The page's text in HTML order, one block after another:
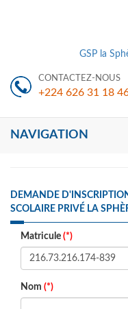
GSP la
CONTACTEZ-NOUS
+224 626 31 18
NAVIGATION
DEMANDE
SCOLAIRE PRIVÉ LA
Matricule (*)
Nom (*)